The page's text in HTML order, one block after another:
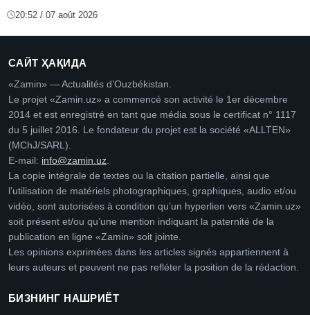
20:52 / 07 août 2026
САЙТ ҲАҚИДА
«Zamin» — Actualités d’Ouzbékistan.
Le projet «Zamin.uz» a commencé son activité le 1er décembre
2014 et est enregistré en tant que média sous le certificat n° 1117
du 5 juillet 2016. Le fondateur du projet est la société «ALLTEN»
(MChJ/SARL).
E-mail: info@zamin.uz
La copie intégrale de textes ou la citation partielle, ainsi que
l’utilisation de matériels photographiques, graphiques, audio et/ou
vidéo, sont autorisées à condition qu’un hyperlien vers «Zamin.uz»
soit présent et/ou qu’une mention indiquant la paternité de la
publication en ligne «Zamin» soit jointe.
Les opinions exprimées dans les articles signés appartiennent à
leurs auteurs et peuvent ne pas refléter la position de la rédaction.
БИЗНИНГ НАШРИЁТ